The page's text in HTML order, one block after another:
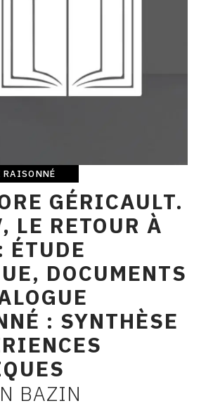
L'ÉQUIPE OAM
CGU
CGV
SUIVEZ-NOUS
INSTAGRAM
FACEBOOK
TWITTER
PINTEREST
RAISONNÉ
GÉRICAULT.
LE RETOUR À
ÉTUDE
DOCUMENTS
: SYNTHÈSE
BAZIN